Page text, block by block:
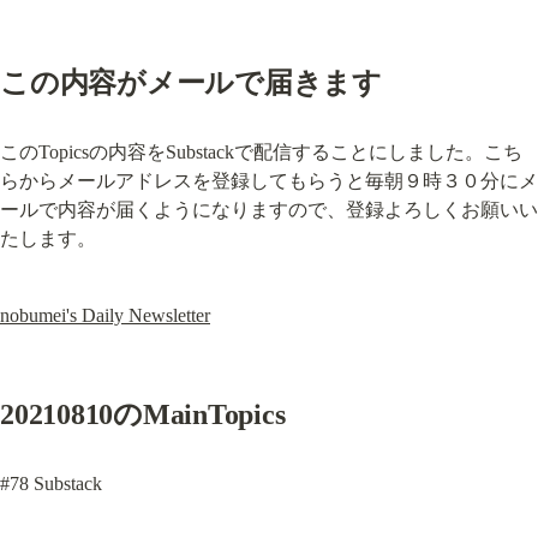
この内容がメールで届きます
このTopicsの内容をSubstackで配信することにしました。こち
らからメールアドレスを登録してもらうと毎朝９時３０分にメ
ールで内容が届くようになりますので、登録よろしくお願いい
たします。
nobumei's Daily Newsletter
20210810のMainTopics
#78 Substack